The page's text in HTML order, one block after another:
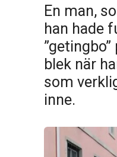
En man,
han hade
blek när
som
inne.